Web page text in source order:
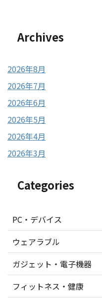
Archives
2026年8月
2026年7月
2026年6月
2026年5月
2026年4月
2026年3月
Categories
PC・デバイス
ウェアラブル
ガジェット・電子機器
フィットネス・健康